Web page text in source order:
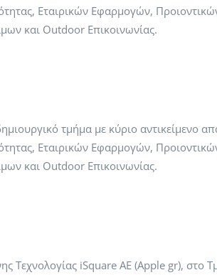
Εταιρικών Εφαρμογών,
και Outdoor Επικοινωνίας.
τμήμα με κύριο αντικείμενο
Εταιρικών Εφαρμογών,
και Outdoor Επικοινωνίας.
Τεχνολογίας iSquare ΑΕ (Apple gr), στο